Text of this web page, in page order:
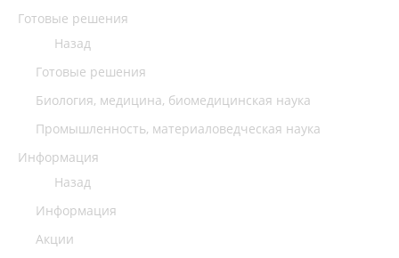
Готовые решения
Назад
Готовые решения
Биология, медицина, биомедицинская наука
Промышленность, материаловедческая наука
Информация
Назад
Информация
Акции